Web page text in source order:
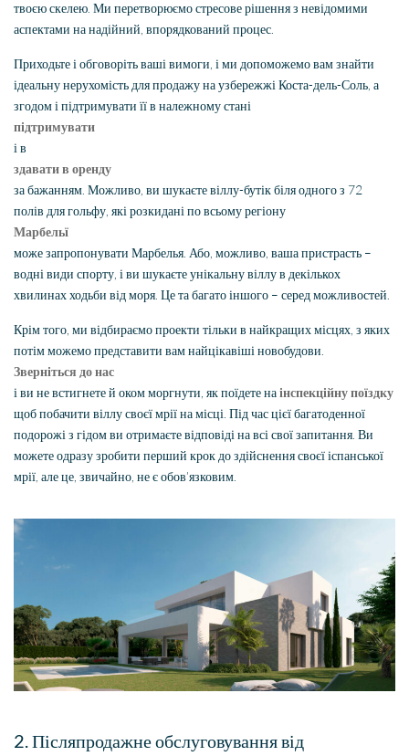
твоєю скелею. Ми перетворюємо стресове рішення з невідомими
аспектами на надійний, впорядкований процес.
Приходьте і обговоріть ваші вимоги, і ми допоможемо вам знайти
ідеальну нерухомість для продажу на узбережжі Коста-дель-Соль, а
згодом і підтримувати її в належному стані
підтримувати
і в
здавати в оренду
за бажанням. Можливо, ви шукаєте віллу-бутік біля одного з 72
полів для гольфу, які розкидані по всьому регіону
Марбельї
може запропонувати Марбелья. Або, можливо, ваша пристрасть –
водні види спорту, і ви шукаєте унікальну віллу в декількох
хвилинах ходьби від моря. Це та багато іншого – серед можливостей.
Крім того, ми відбираємо проекти тільки в найкращих місцях, з яких
потім можемо представити вам найцікавіші новобудови.
Зверніться до нас
і ви не встигнете й оком моргнути, як поїдете наінспекційну поїздку
щоб побачити віллу своєї мрії на місці. Під час цієї багатоденної
подорожі з гідом ви отримаєте відповіді на всі свої запитання. Ви
можете одразу зробити перший крок до здійснення своєї іспанської
мрії, але це, звичайно, не є обов’язковим.
2. Післяпродажне обслуговування від